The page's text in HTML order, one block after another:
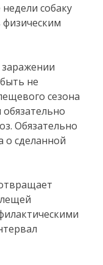
собаку
физическим
не
сезона
Обязательно
о сделанной